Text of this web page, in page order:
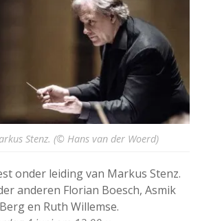
Stenz. (© Hans van der Woerd)
onder leiding van Markus Stenz.
anderen Florian Boesch, Asmik
en Ruth Willemse.